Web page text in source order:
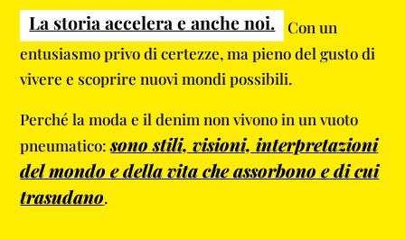
La storia accelera e anche noi.
Con un
entusiasmo privo di certezze, ma pieno del gusto di
vivere e scoprire nuovi mondi possibili.
Perché la moda e il denim non vivono in un vuoto
pneumatico:sono stili, visioni, interpretazioni
del mondo e della vita che assorbono e di cui
trasudano.